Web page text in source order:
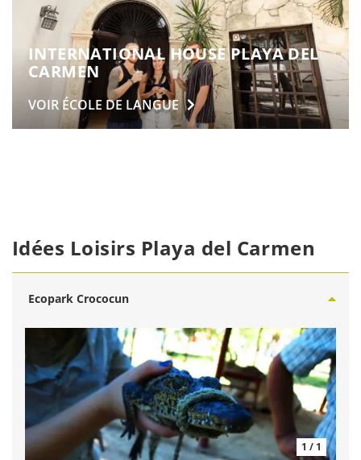
INTERNATIONAL HOUSE PLAYA DEL
CARMEN
VOIR ÉCOLE DE LANGUE
Idées Loisirs Playa del Carmen
Ecopark Crococun
1 / 1